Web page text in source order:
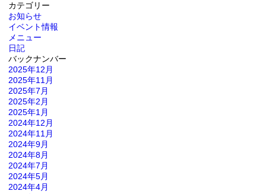
カテゴリー
お知らせ
イベント情報
メニュー
日記
バックナンバー
2025年12月
2025年11月
2025年7月
2025年2月
2025年1月
2024年12月
2024年11月
2024年9月
2024年8月
2024年7月
2024年5月
2024年4月